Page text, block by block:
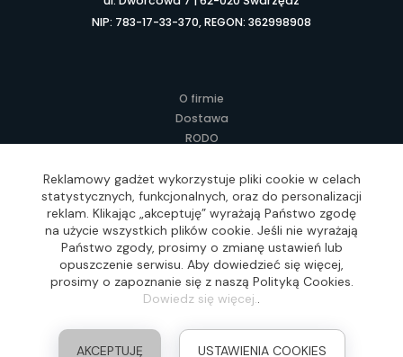
NIP: 783-17-33-370, REGON: 362998908
O firmie
Dostawa
RODO
Regulamin
Lokalne Gadżety Reklamowe
Jak zamawiać?
Słownik pojęć
FAQ
Realizacja: Idea4Me.pl, Wszelkie prawa zastrzeżone
Reklamowy gadżet wykorzystuje pliki cookie w celach
statystycznych, funkcjonalnych, oraz do personalizacji
reklam. Klikając „akceptuję” wyrażają Państwo zgodę
na użycie wszystkich plików cookie. Jeśli nie wyrażają
Państwo zgody, prosimy o zmianę ustawień lub
opuszczenie serwisu. Aby dowiedzieć się więcej,
prosimy o zapoznanie się z naszą Polityką Cookies.
Dowiedz się więcej..
AKCEPTUJĘ USTAWIENIA COOKIES